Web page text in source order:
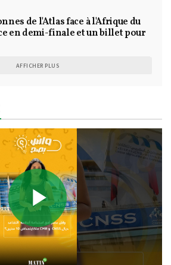
de l'Atlas face à l'Afrique du
en demi-finale et un billet pour
AFFICHER PLUS
Play